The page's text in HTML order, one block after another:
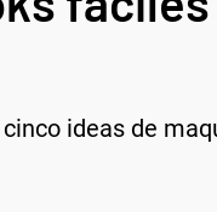
ideas de